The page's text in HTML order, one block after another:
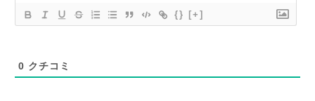
{} [+]
0 クチコミ